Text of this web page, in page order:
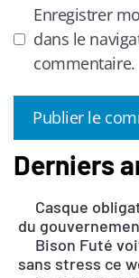
Enregistrer
dans le
commentaire.
A
e
r
Derniers
Casque
du
Bison Futé
sans stress ce